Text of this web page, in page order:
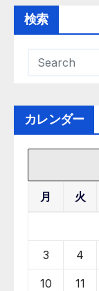
検索
カレンダー
月 火
3 4
10 11